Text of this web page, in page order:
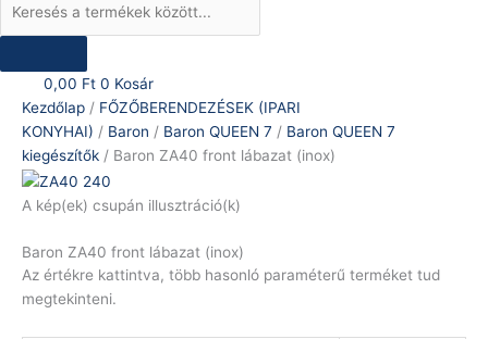
0,00 Ft 0 Kosár
Kezdőlap / FŐZŐBERENDEZÉSEK (IPARI
KONYHAI) / Baron / Baron QUEEN 7 / Baron QUEEN 7
kiegészítők / Baron ZA40 front lábazat (inox)
A kép(ek) csupán illusztráció(k)
Baron ZA40 front lábazat (inox)
Az értékre kattintva, több hasonló paraméterű terméket tud
megtekinteni.